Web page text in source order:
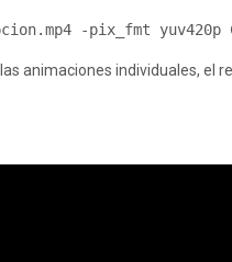
.mp4 -pix_fmt yuv420p
animaciones individuales, el